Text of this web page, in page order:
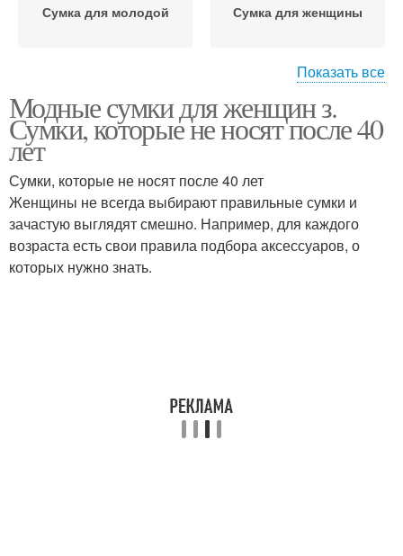
Сумка для молодой Сумка для женщины
Сумка по возрасту Классическая сумка
Повседневная сумка Летние сумки
Показать все
Модные сумки для женщин з.
Сумки, которые не носят после 40
лет
Сумки, которые не носят после 40 лет
Женщины не всегда выбирают правильные сумки и
зачастую выглядят смешно. Например, для каждого
возраста есть свои правила подбора аксессуаров, о
которых нужно знать.